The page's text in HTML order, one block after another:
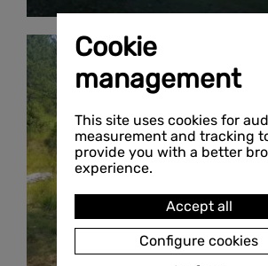
Cookie
management
This site uses cookies for
measurement and tracking
provide you with a better
experience.
Accept all
Configure cookies